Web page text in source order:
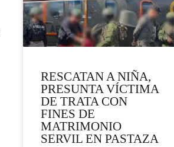
RESCATAN A NIÑA,
PRESUNTA VÍCTIMA
DE TRATA CON
FINES DE
MATRIMONIO
SERVIL EN PASTAZA